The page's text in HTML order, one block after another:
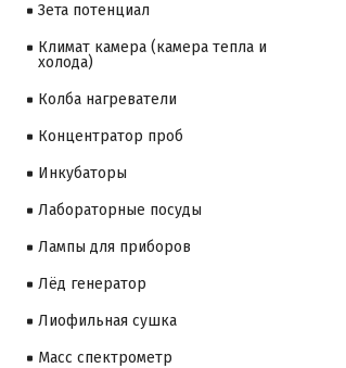
Зета потенциал
Климат камера (камера тепла и
холода)
Колба нагреватели
Концентратор проб
Инкубаторы
Лабораторные посуды
Лампы для приборов
Лёд генератор
Лиофильная сушка
Масс спектрометр